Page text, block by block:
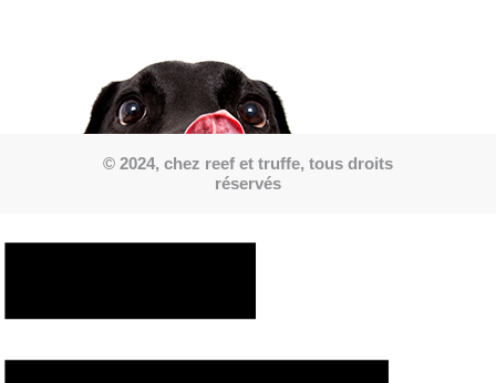
© 2024, chez reef et truffe, tous droits
réservés